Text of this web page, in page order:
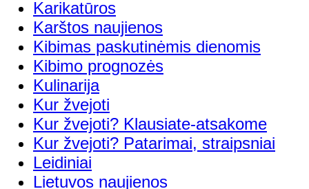
Karikatūros
Karštos naujienos
Kibimas paskutinėmis dienomis
Kibimo prognozės
Kulinarija
Kur žvejoti
Kur žvejoti? Klausiate-atsakome
Kur žvejoti? Patarimai, straipsniai
Leidiniai
Lietuvos naujienos